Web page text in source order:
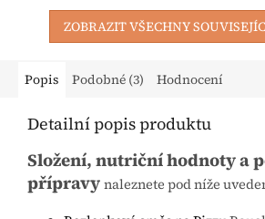
ZOBRAZIT VŠECHNY
Popis Podobné (3) Hodnocení
Detailní popis produktu
Složení, nutriční hodnoty a
přípravy naleznete pod níže